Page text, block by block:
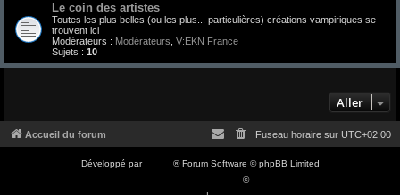
Le coin des artistes
Toutes les plus belles (ou les plus... particulières) créations vampiriques se
trouvent ici
Modérateurs : Modérateurs V:EKN France
Sujets : 10
Aller
Accueil du forum Fuseau horaire sur UTC+02:00
Développé par
® Forum Software © phpBB Limited
©